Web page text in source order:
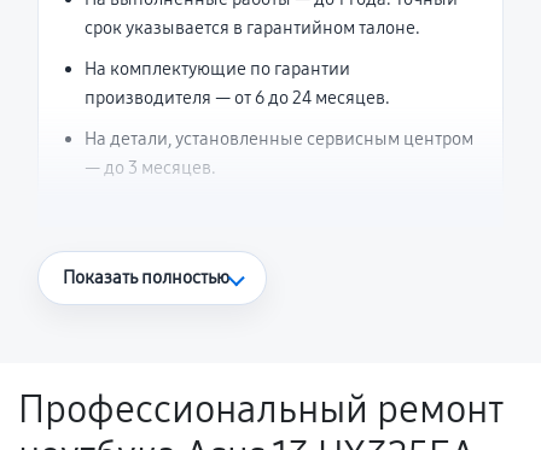
срок указывается в гарантийном талоне.
На комплектующие по гарантии
производителя — от 6 до 24 месяцев.
На детали, установленные сервисным центром
— до 3 месяцев.
Что считается гарантийным случаем
Поломка установленной детали при
нормальной эксплуатации в течение
Показать полностью
Профессиональный ремонт